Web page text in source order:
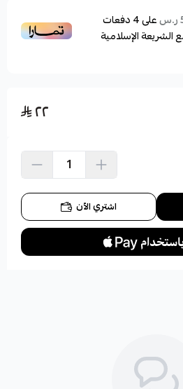
على4دفعات
الشريعة الإسلامية
٢٢
اشتري الآن